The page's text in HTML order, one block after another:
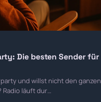
Die besten Sender für
und willst nicht den ganzen
Radio läuft dur…